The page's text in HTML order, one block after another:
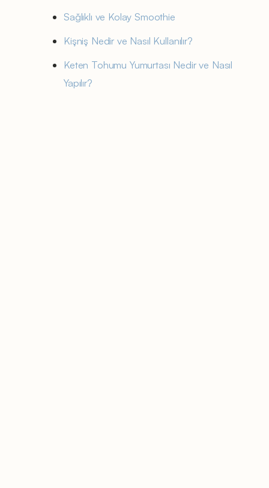
Sağlıklı ve Kolay Smoothie
Kişniş Nedir ve Nasıl Kullanılır?
Keten Tohumu Yumurtası Nedir ve Nasıl
Yapılır?